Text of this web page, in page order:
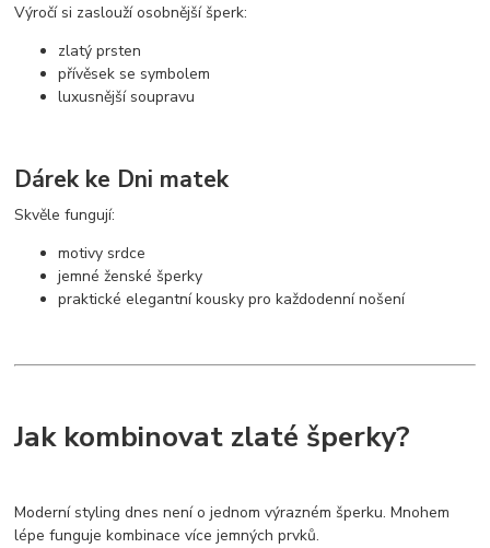
Výročí si zaslouží osobnější šperk:
zlatý prsten
přívěsek se symbolem
luxusnější soupravu
Dárek ke Dni matek
Skvěle fungují:
motivy srdce
jemné ženské šperky
praktické elegantní kousky pro každodenní nošení
Jak kombinovat zlaté šperky?
Moderní styling dnes není o jednom výrazném šperku. Mnohem
lépe funguje kombinace více jemných prvků.